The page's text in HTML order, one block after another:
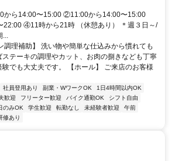
から14:00〜15:00 ②11:00から14:00〜15:00
④11時から21時 （休憩あり） ＊週３日～/
...
調理補助】 洗い物や簡単な仕込みから慣れても
ステーキの調理やカット、お肉の捌きなども丁寧
験でも大丈夫です。 【ホール】 ご来店のお客様
社員登用あり 副業・WワークOK
1日4時間以内OK
歓迎 フリーター歓迎 バイク通勤OK
シフト自由
のみOK 学生歓迎 転勤なし 未経験者歓迎
午前
修あり